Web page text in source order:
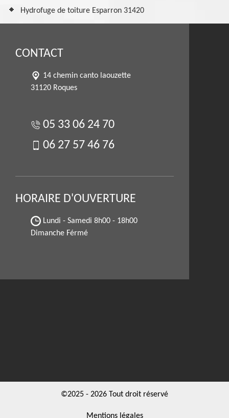
Hydrofuge de toiture Esparron 31420
CONTACT
14 chemin canto laouzette
31120 Roques
05 33 06 24 70
06 27 57 46 76
HORAIRE D'OUVERTURE
Lundi - Samedi 8h00 - 18h00
Dimanche Férmé
©2025 - 2026 Tout droit réservé
Mentions légales